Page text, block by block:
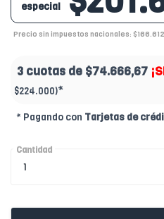
especial
Precio sin impuestos nacionales: $166.612
3 cuotas de $74.666,67
$224.000)*
* Pagando con Tarjetas de
Cantidad